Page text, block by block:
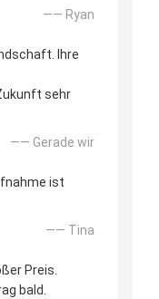
—— Ryan
Ihre
sehr
—— Gerade wir
ist
—— Tina
Preis.
bald.